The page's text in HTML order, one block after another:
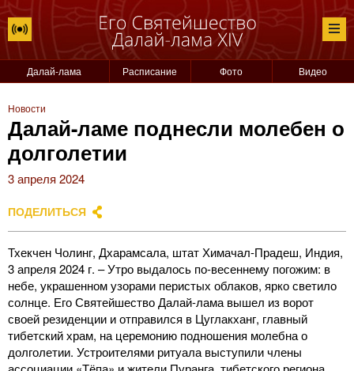
Далай-лама Расписание Фото Видео
Новости
Далай-ламе поднесли молебен о
долголетии
3 апреля 2024
ПОДЕЛИТЬСЯ
Тхекчен Чолинг, Дхарамсала, штат Химачал-Прадеш, Индия,
3 апреля 2024 г. – Утро выдалось по-весеннему погожим: в
небе, украшенном узорами перистых облаков, ярко светило
солнце. Его Святейшество Далай-лама вышел из ворот
своей резиденции и отправился в Цуглакханг, главный
тибетский храм, на церемонию подношения молебна о
долголетии. Устроителями ритуала выступили члены